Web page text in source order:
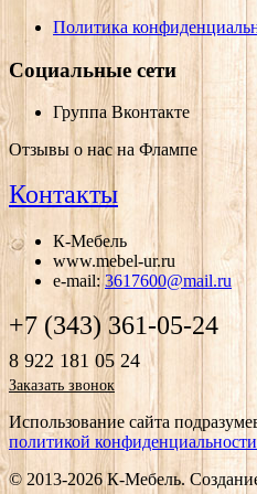
Политика
Социальные сети
Группа Вконтакте
Отзывы о нас на Флампе
Контакты
К-Мебель
www.mebel-ur.ru
e-mail:3617600@mail.ru
+7 (343) 361-05-24
8 922 181 05 24
Заказать звонок
Использование сайта
политикой конфиденциальности
© 2013-2026 К-Мебель.